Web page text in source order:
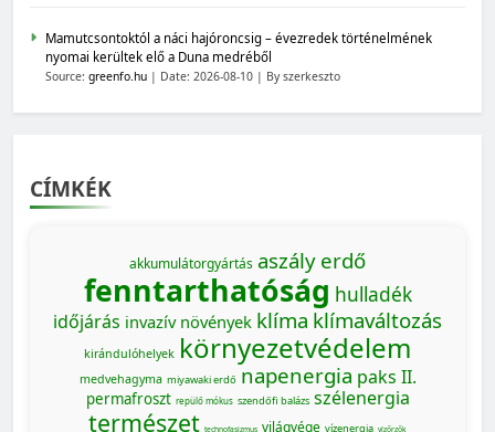
Mamutcsontoktól a náci hajóroncsig – évezredek történelmének
nyomai kerültek elő a Duna medréből
Source: greenfo.hu Date: 2026-08-10 By szerkeszto
CÍMKÉK
akkumulátorgyártás aszály erdő
fenntarthatóság hulladék
időjárás invazív növények klíma klímaváltozás
kirándulóhelyek környezetvédelem
medvehagyma miyawaki erdő napenergia paks II.
permafroszt repülő mókus szendőfi balázs szélenergia
természet technofasizmus világvége vízenergia vízőrzők